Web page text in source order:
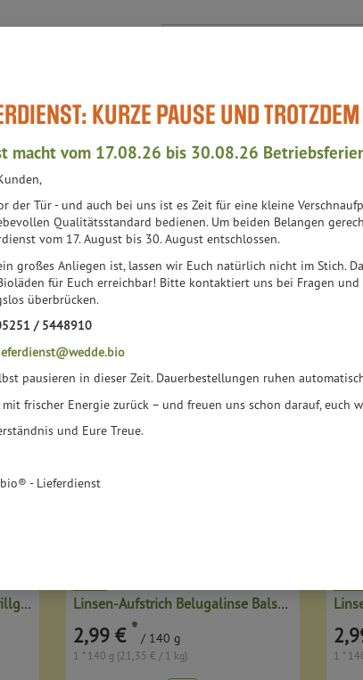
Produkt
Shop Bistros Bioläden WissensWert Aktuell-
pflanzliche Aufstriche & Pasteten
KURZE PAUSE UND
macht vom 17.08.26 bis 30.08.26
der Tür - und auch bei uns ist es Zeit für eine kleine
Qualitätsstandard bedienen. Um beiden Belangen
vom 17. August bis 30. August entschlossen.
großes Anliegen ist, lassen wir Euch natürlich nicht im Stich.
für Euch erreichbar! Bitte kontaktiert uns bei Fragen
überbrücken.
/ 5448910
pausieren in dieser Zeit. Dauerbestellungen ruhen
frischer Energie zurück – und freuen uns schon darauf, euch
und Eure Treue.
- Lieferdienst
& PASTETEN
Hersteller Ernährung Allergene
Linsen Aufstrich Gelbe Linse Grillgemüse Linsen-Aufstrich Belugalinse Balsamico
2,99 €* / 140 g
1 * 140 g (21,35 € / 1 kg) 1 *